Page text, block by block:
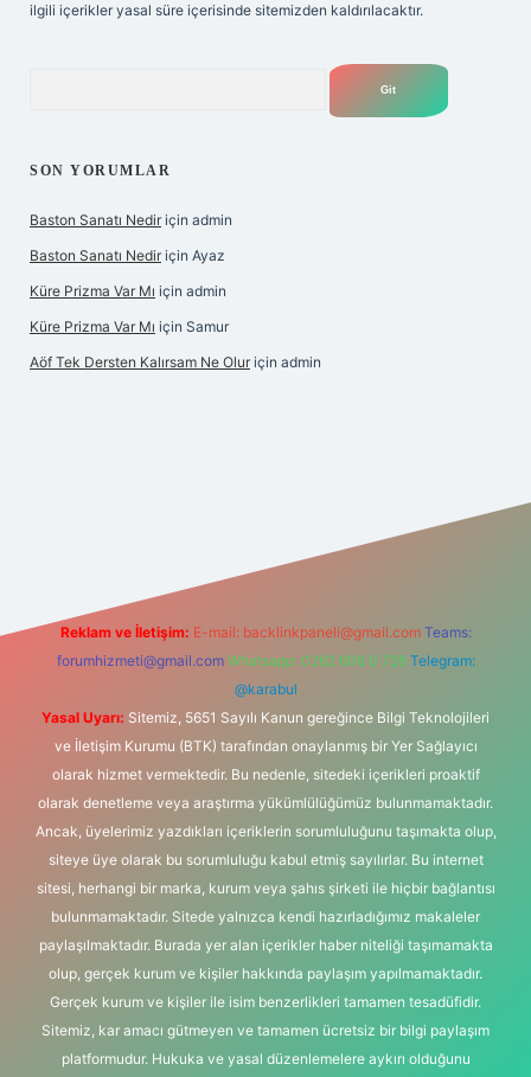
ilgili içerikler yasal süre içerisinde sitemizden kaldırılacaktır.
SON YORUMLAR
Baston Sanatı Nedir için admin
Baston Sanatı Nedir için Ayaz
Küre Prizma Var Mı için admin
Küre Prizma Var Mı için Samur
Aöf Tek Dersten Kalırsam Ne Olur için admin
Reklam ve İletişim: E-mail: backlinkpaneli@gmail.com Teams:
forumhizmeti@gmail.com Whatsapp: 0262 606 0 726 Telegram:
@karabul
Yasal Uyarı: Sitemiz, 5651 Sayılı Kanun gereğince Bilgi Teknolojileri
ve İletişim Kurumu (BTK) tarafından onaylanmış bir Yer Sağlayıcı
olarak hizmet vermektedir. Bu nedenle, sitedeki içerikleri proaktif
olarak denetleme veya araştırma yükümlülüğümüz bulunmamaktadır.
Ancak, üyelerimiz yazdıkları içeriklerin sorumluluğunu taşımakta olup,
siteye üye olarak bu sorumluluğu kabul etmiş sayılırlar. Bu internet
sitesi, herhangi bir marka, kurum veya şahıs şirketi ile hiçbir bağlantısı
bulunmamaktadır. Sitede yalnızca kendi hazırladığımız makaleler
paylaşılmaktadır. Burada yer alan içerikler haber niteliği taşımamakta
olup, gerçek kurum ve kişiler hakkında paylaşım yapılmamaktadır.
Gerçek kurum ve kişiler ile isim benzerlikleri tamamen tesadüfidir.
Sitemiz, kar amacı gütmeyen ve tamamen ücretsiz bir bilgi paylaşım
platformudur. Hukuka ve yasal düzenlemelere aykırı olduğunu